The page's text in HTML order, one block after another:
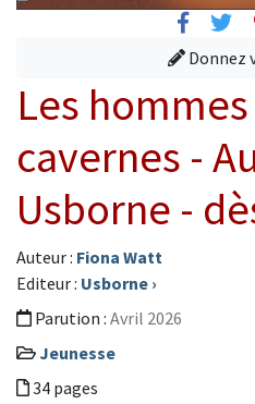
Donnez
Les
cavernes -
Usborne -
Auteur : Fiona Watt
Editeur : Usborne ›
Parution : Avril 2026
Jeunesse
34 pages